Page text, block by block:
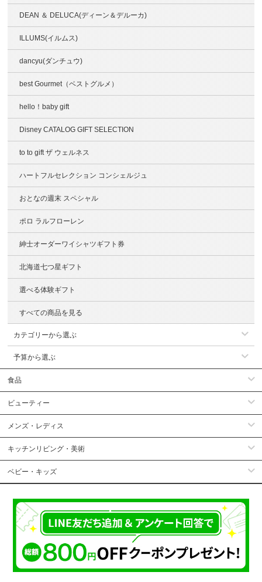
DEAN ＆ DELUCA(ディーン＆デルーカ)
ILLUMS(イルムス)
dancyu(ダンチュウ)
best Gourmet（ベストグルメ）
hello！baby gift
Disney CATALOG GIFT SELECTION
to to gift ザ ウェルネス
ハートフルセレクション コンシェルジュ
おとなの週末 スペシャル
ポロ ラルフローレン
紳士オーダーワイシャツギフト券
北海道七つ星ギフト
選べる体験ギフト
すべての商品を見る
カテゴリーから選ぶ
予算から選ぶ
食品
ビューティー
メンズ・レディス
キッチンリビング・美術
ベビー・キッズ